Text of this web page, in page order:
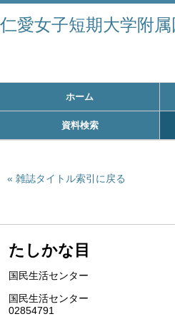
仁愛女子短期大学附
ホーム
資料検索
雑誌タイトル索引に戻る
たしかな目
国民生活センター
国民生活センター
02854791